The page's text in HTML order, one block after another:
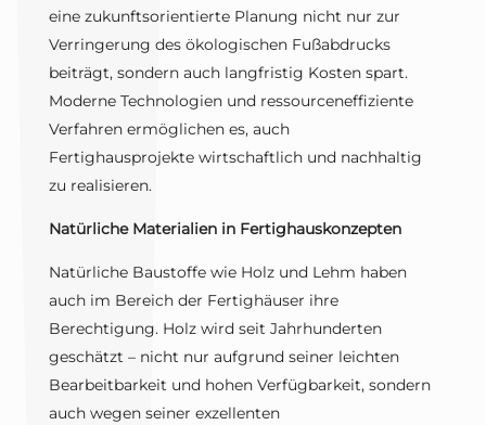
eine zukunftsorientierte Planung nicht nur zur
Verringerung des ökologischen Fußabdrucks
beiträgt, sondern auch langfristig Kosten spart.
Moderne Technologien und ressourceneffiziente
Verfahren ermöglichen es, auch
Fertighausprojekte wirtschaftlich und nachhaltig
zu realisieren.
Natürliche Materialien in Fertighauskonzepten
Natürliche Baustoffe wie Holz und Lehm haben
auch im Bereich der Fertighäuser ihre
Berechtigung. Holz wird seit Jahrhunderten
geschätzt – nicht nur aufgrund seiner leichten
Bearbeitbarkeit und hohen Verfügbarkeit, sondern
auch wegen seiner exzellenten